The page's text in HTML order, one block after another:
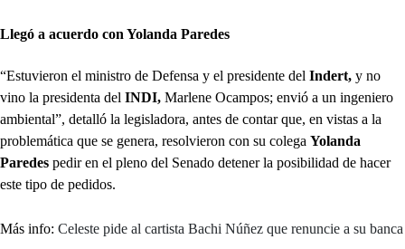
Llegó a acuerdo con Yolanda Paredes
“Estuvieron el ministro de Defensa y el presidente del Indert, y no
vino la presidenta del INDI, Marlene Ocampos; envió a un ingeniero
ambiental”, detalló la legisladora, antes de contar que, en vistas a la
problemática que se genera, resolvieron con su colega Yolanda
Paredes pedir en el pleno del Senado detener la posibilidad de hacer
este tipo de pedidos.
Más info: Celeste pide al cartista Bachi Núñez que renuncie a su banca